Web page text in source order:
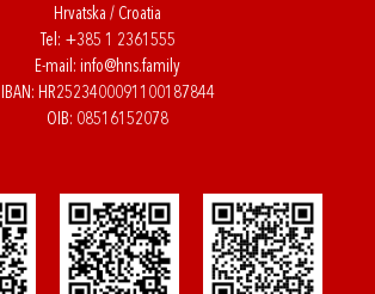
Hrvatska / Croatia
Tel: +385 1 2361555
E-mail: info@hns.family
IBAN: HR2523400091100187844
OIB: 08516152078